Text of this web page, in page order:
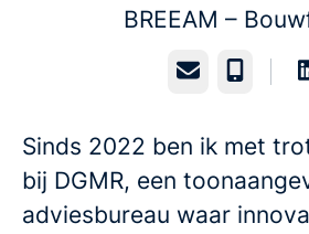
BREEAM –
E-mailadres
Sinds 2022 ben ik met
bij DGMR, een
adviesbureau waar